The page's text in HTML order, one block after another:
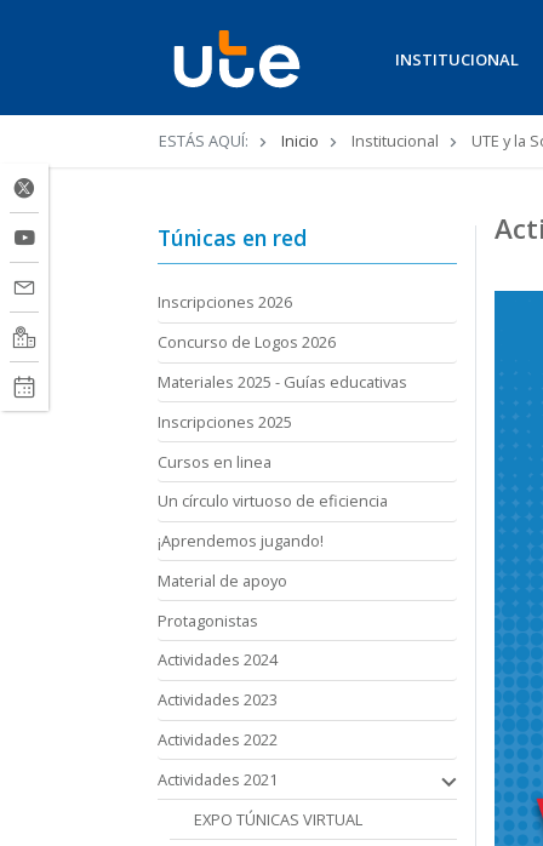
INSTITUCIONAL
Ruta
navegación
ESTÁS AQUÍ: Inicio Institucional UTE y la
Túnicas en red
Inscripciones 2026
Concurso de Logos 2026
Materiales 2025 - Guías educativas
Inscripciones 2025
Cursos en linea
Un círculo virtuoso de eficiencia
¡Aprendemos jugando!
Material de apoyo
Protagonistas
Actividades 2024
Actividades 2023
Actividades 2022
Actividades 2021
EXPO TÚNICAS VIRTUAL